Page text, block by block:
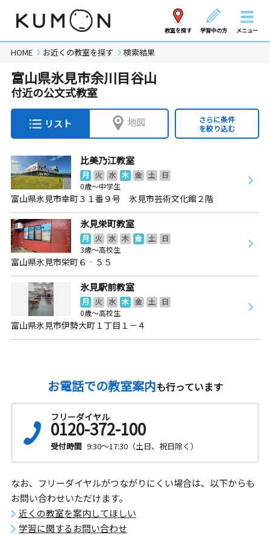
教室を探す 学習中の方 メニュー
HOME お近くの教室を探す 検索結果
富山県氷見市余川目谷山
付近の公文式教室
リスト 地図
さらに条件
を絞り込む
比美乃江教室
月 火 水 木 金 土
日
0歳～中学生
富山県氷見市幸町３１番９号 氷見市芸術文化館２階
氷見栄町教室
月 火 水 木 金 土
日
3歳～高校生
富山県氷見市栄町６‐５５
氷見駅前教室
月 火 水 木 金 土
日
0歳～高校生
富山県氷見市伊勢大町１丁目１－４
お電話での教室案内も行っています
フリーダイヤル
0120-372-100
受付時間 9:30～17:30（土日、祝日除く）
なお、フリーダイヤルがつながりにくい場合は、以下からも
お問い合わせいただけます。
近くの教室を案内してほしい
学習に関するお問い合わせ